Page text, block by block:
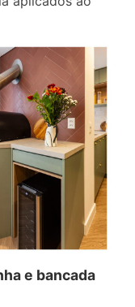
e bancada